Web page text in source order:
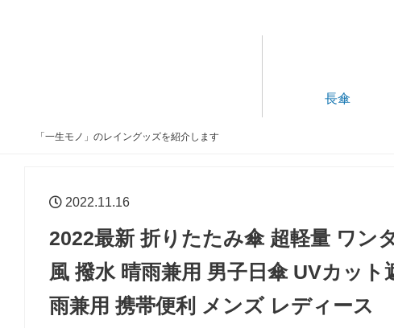
「一生モノ」のレイングッズを紹介します
長傘
2022.11.16
2022最新 折りたたみ傘 超軽量 ワン
風 撥水 晴雨兼用 男子日傘 UVカッ
雨兼用 携帯便利 メンズ レディース